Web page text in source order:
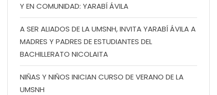
Y EN COMUNIDAD: YARABÍ ÁVILA
A SER ALIADOS DE LA UMSNH, INVITA YARABÍ ÁVILA A
MADRES Y PADRES DE ESTUDIANTES DEL
BACHILLERATO NICOLAITA
NIÑAS Y NIÑOS INICIAN CURSO DE VERANO DE LA
UMSNH